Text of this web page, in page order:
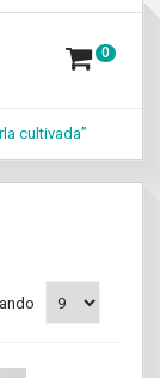
0
cultivada”